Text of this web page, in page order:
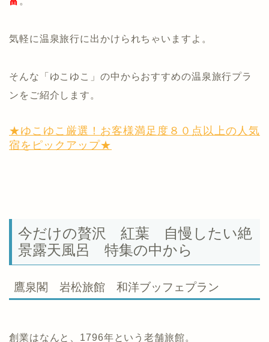
気軽に温泉旅行に出かけられちゃいますよ。
そんな「ゆこゆこ」の中からおすすめの温泉旅行プラ
ンをご紹介します。
★ゆこゆこ厳選！お客様満足度８０点以上の人気
宿をピックアップ★
今だけの贅沢 紅葉 自慢したい絶
景露天風呂 特集の中から
鷹泉閣 岩松旅館 和洋ブッフェプラン
創業はなんと、1796年という老舗旅館。